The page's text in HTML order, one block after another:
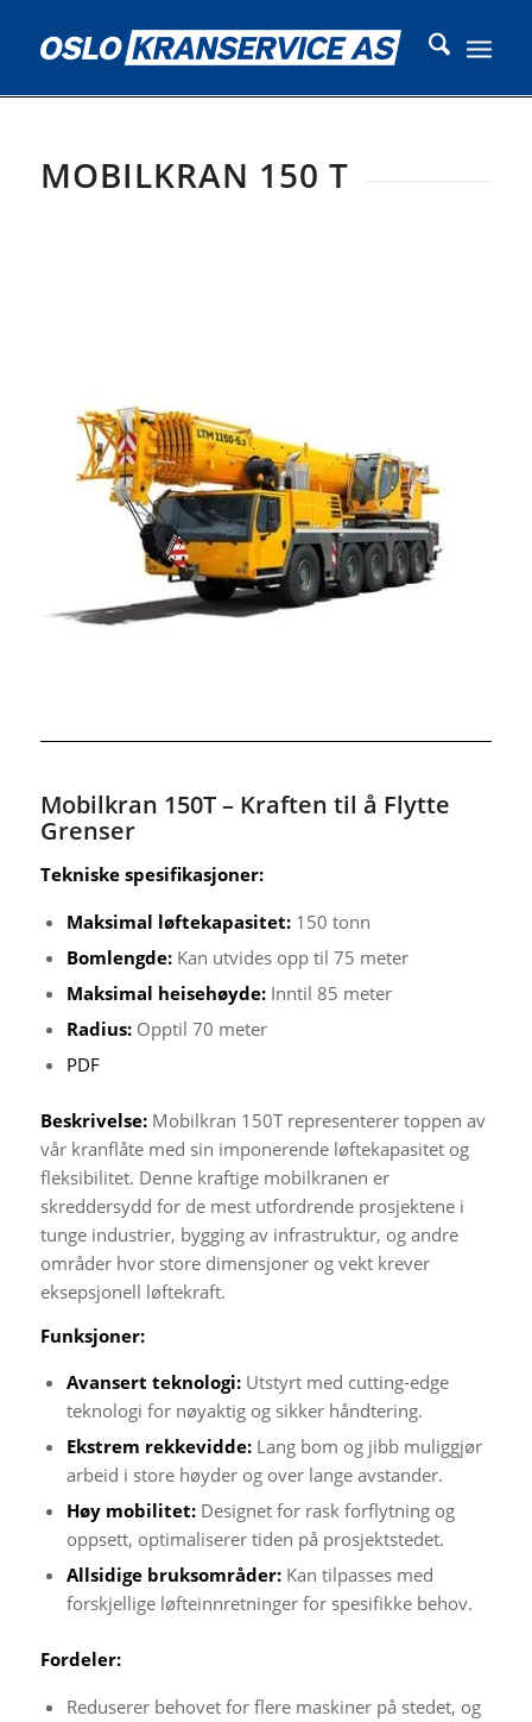
MOBILKRAN 150 T
Mobilkran 150T – Kraften til å Flytte
Grenser
Tekniske spesifikasjoner:
Maksimal løftekapasitet:150 tonn
Bomlengde:Kan utvides opp til 75 meter
Maksimal heisehøyde:Inntil 85 meter
Radius:Opptil 70 meter
PDF
Beskrivelse:Mobilkran 150T representerer toppen av
vår kranflåte med sin imponerende løftekapasitet og
fleksibilitet. Denne kraftige mobilkranen er
skreddersydd for de mest utfordrende prosjektene i
tunge industrier, bygging av infrastruktur, og andre
områder hvor store dimensjoner og vekt krever
eksepsjonell løftekraft.
Funksjoner:
Avansert teknologi:Utstyrt med cutting-edge
teknologi for nøyaktig og sikker håndtering.
Ekstrem rekkevidde:Lang bom og jibb muliggjør
arbeid i store høyder og over lange avstander.
Høy mobilitet:Designet for rask forflytning og
oppsett, optimaliserer tiden på prosjektstedet.
Allsidige bruksområder:Kan tilpasses med
forskjellige løfteinnretninger for spesifikke behov.
Fordeler:
Reduserer behovet for flere maskiner på stedet, og